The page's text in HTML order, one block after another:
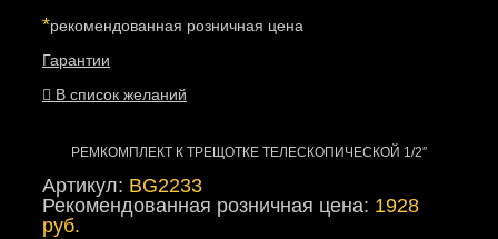
*рекомендованная розничная цена
Гарантии
В список желаний
РЕМКОМПЛЕКТ К ТРЕЩОТКЕ ТЕЛЕСКОПИЧЕСКОЙ 1/2″
Артикул: BG2233
Рекомендованная розничная цена: 1928
руб.